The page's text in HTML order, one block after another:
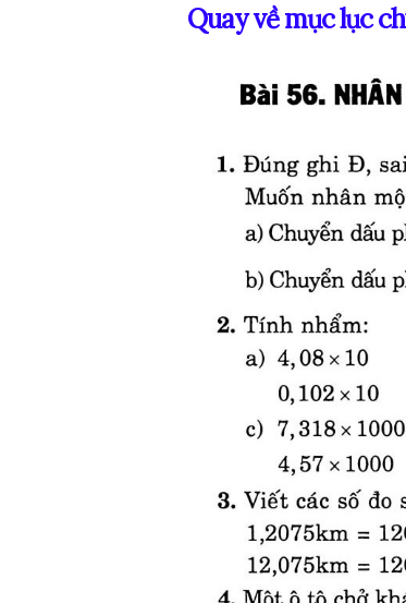
Quay về mục lục